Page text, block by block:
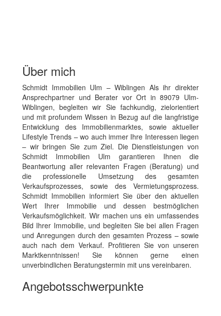
Über mich
Schmidt Immobilien Ulm – Wiblingen Als ihr direkter
Ansprechpartner und Berater vor Ort in 89079 Ulm-
Wiblingen, begleiten wir Sie fachkundig, zielorientiert
und mit profundem Wissen in Bezug auf die langfristige
Entwicklung des Immobilienmarktes, sowie aktueller
Lifestyle Trends – wo auch immer Ihre Interessen liegen
– wir bringen Sie zum Ziel. Die Dienstleistungen von
Schmidt Immobilien Ulm garantieren Ihnen die
Beantwortung aller relevanten Fragen (Beratung) und
die professionelle Umsetzung des gesamten
Verkaufsprozesses, sowie des Vermietungsprozess.
Schmidt Immobilien informiert Sie über den aktuellen
Wert Ihrer Immobilie und dessen bestmöglichen
Verkaufsmöglichkeit. Wir machen uns ein umfassendes
Bild Ihrer Immobilie, und begleiten Sie bei allen Fragen
und Anregungen durch den gesamten Prozess – sowie
auch nach dem Verkauf. Profitieren Sie von unseren
Marktkenntnissen! Sie können gerne einen
unverbindlichen Beratungstermin mit uns vereinbaren.
Angebotsschwerpunkte